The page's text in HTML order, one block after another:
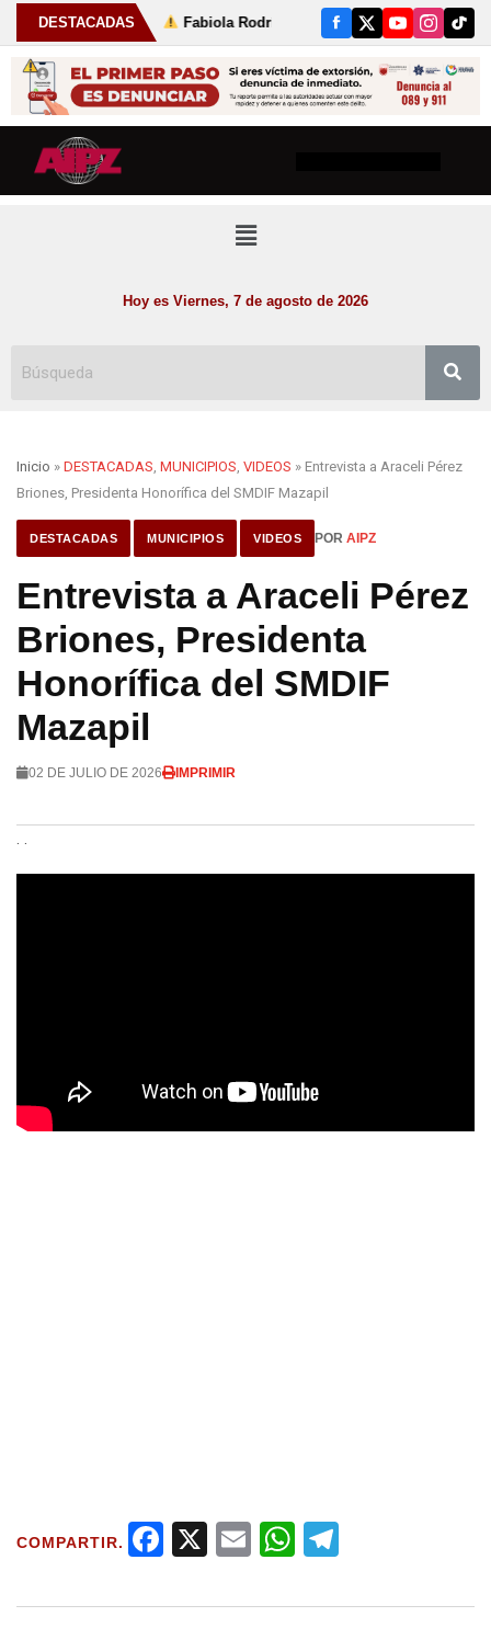
DESTACADAS
julio Fabiola Rodríguez fortalece las tradiciones de
Hoy es Viernes, 7 de agosto de 2026
Inicio » DESTACADAS MUNICIPIOS VIDEOS » Entrevista a Araceli Pérez
Briones, Presidenta Honorífica del SMDIF Mazapil
DESTACADAS MUNICIPIOS VIDEOS POR AIPZ
Entrevista a Araceli Pérez
Briones, Presidenta
Honorífica del SMDIF
Mazapil
02 DE JULIO DE 2026 IMPRIMIR
. .
COMPARTIR.
F
ce
X
E
ail
W
at e